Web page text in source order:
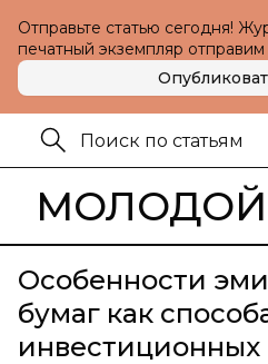
Отправьте статью сегодня!
печатный экземпляр отправим
Особенности
бумаг как
инвестиционных